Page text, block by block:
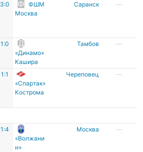
3:0
ФШМ
Москва
Саранск —
1:0
«Динамо»
Кашира
Тамбов —
1:1
«Спартак»
Кострома
Череповец —
1:4
«Волжани
н»
Москва —